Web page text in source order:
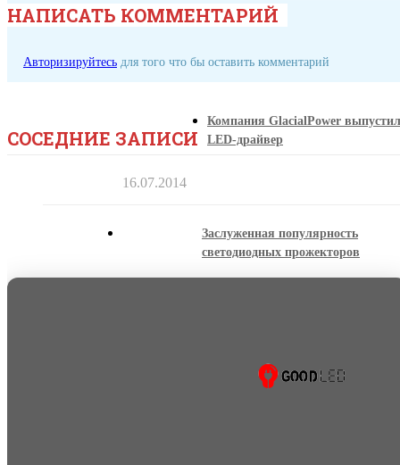
НАПИСАТЬ КОММЕНТАРИЙ
Авторизируйтесь для того что бы оставить комментарий
СОСЕДНИЕ ЗАПИСИ
Компания GlacialPower
LED-драйвер
16.07.2014
Заслуженная популярность
светодиодных прожекторов